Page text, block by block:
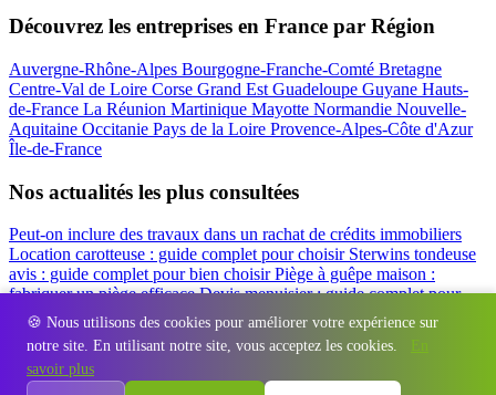
🍪 Nous utilisons des cookies pour améliorer votre expérience sur
notre site. En utilisant notre site, vous acceptez les cookies.
En
savoir plus
Découvrez les entreprises en France par Région
Auvergne-Rhône-Alpes Bourgogne-Franche-Comté Bretagne
Centre-Val de Loire Corse Grand Est Guadeloupe Guyane Hauts-
de-France La Réunion Martinique Mayotte Normandie Nouvelle-
Aquitaine Occitanie Pays de la Loire Provence-Alpes-Côte d'Azur
Île-de-France
Nos actualités les plus consultées
Peut-on inclure des travaux dans un rachat de crédits immobiliers
Location carotteuse : guide complet pour choisir Sterwins tondeuse
avis : guide complet pour bien choisirPiège à guêpe maison :
fabriquer un piège efficaceDevis menuisier : guide complet pour
obtenir le meilleur prix
Simulation rachat de crédit : regrouper prêt
travaux et crédits
Régions - Départements - Villes - Entreprises - Marques Contact
Espace presse